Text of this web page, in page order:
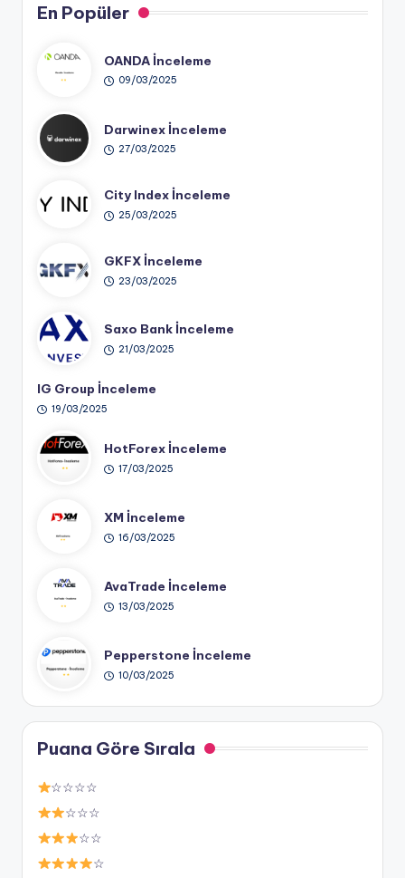
En Popüler
OANDA İnceleme
09/03/2025
Darwinex İnceleme
27/03/2025
City Index İnceleme
25/03/2025
GKFX İnceleme
23/03/2025
Saxo Bank İnceleme
21/03/2025
IG Group İnceleme
19/03/2025
HotForex İnceleme
17/03/2025
XM İnceleme
16/03/2025
AvaTrade İnceleme
13/03/2025
Pepperstone İnceleme
10/03/2025
Puana Göre Sırala
☆☆☆☆
☆☆☆
☆☆
☆